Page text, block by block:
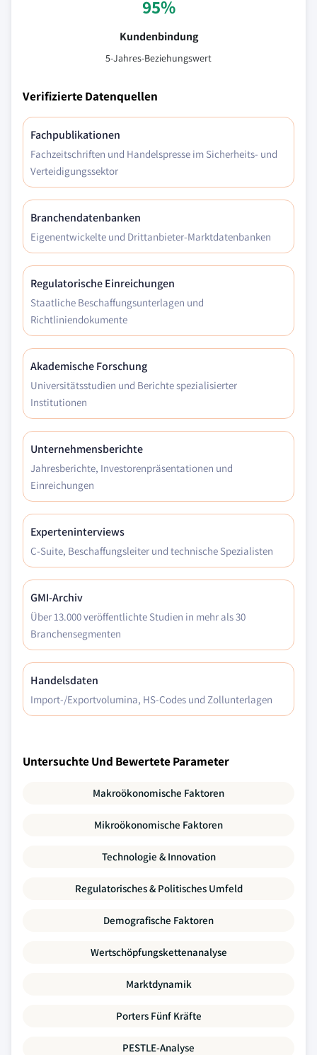
95%
Kundenbindung
5-Jahres-Beziehungswert
Verifizierte Datenquellen
Fachpublikationen
Fachzeitschriften und Handelspresse im Sicherheits- und
Verteidigungssektor
Branchendatenbanken
Eigenentwickelte und Drittanbieter-Marktdatenbanken
Regulatorische Einreichungen
Staatliche Beschaffungsunterlagen und
Richtliniendokumente
Akademische Forschung
Universitätsstudien und Berichte spezialisierter
Institutionen
Unternehmensberichte
Jahresberichte, Investorenpräsentationen und
Einreichungen
Experteninterviews
C-Suite, Beschaffungsleiter und technische Spezialisten
GMI-Archiv
Über 13.000 veröffentlichte Studien in mehr als 30
Branchensegmenten
Handelsdaten
Import-/Exportvolumina, HS-Codes und Zollunterlagen
Untersuchte Und Bewertete Parameter
Makroökonomische Faktoren
Mikroökonomische Faktoren
Technologie & Innovation
Regulatorisches & Politisches Umfeld
Demografische Faktoren
Wertschöpfungskettenanalyse
Marktdynamik
Porters Fünf Kräfte
PESTLE-Analyse